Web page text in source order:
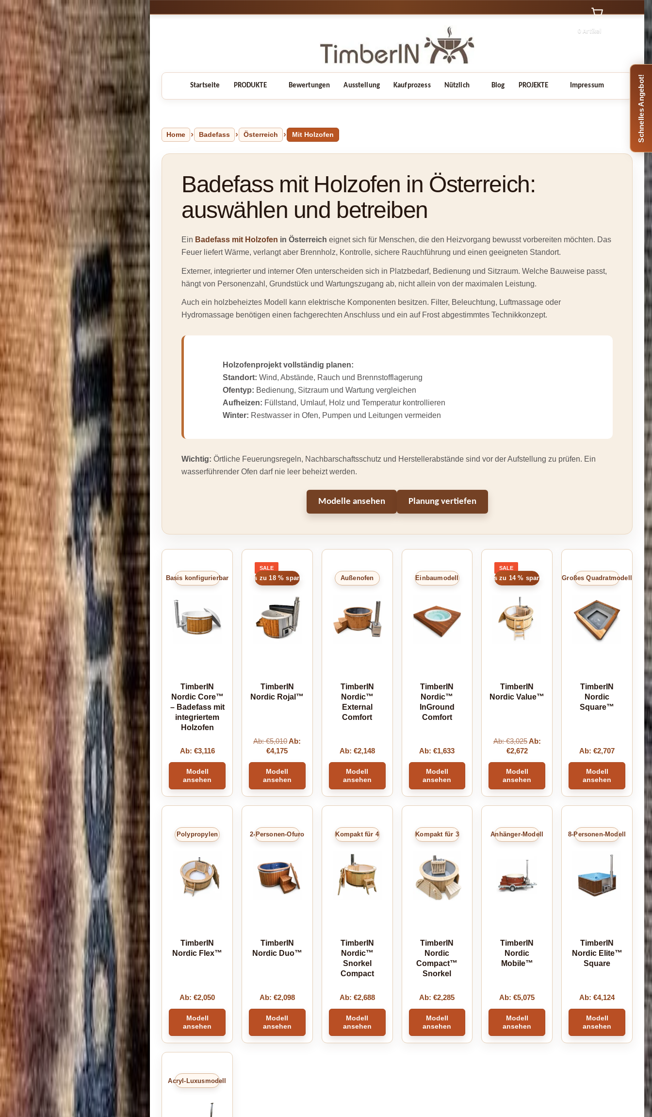
0 Artikel
Startseite PRODUKTE Bewertungen Ausstellung Kaufprozess Nützlich Blog PROJEKTE Impressum
Home Badefass Österreich Mit Holzofen
Badefass mit Holzofen in Österreich:
auswählen und betreiben
Ein Badefass mit Holzofen in Österreich eignet sich für Menschen, die den Heizvorgang bewusst vorbereiten möchten. Das
Feuer liefert Wärme, verlangt aber Brennholz, Kontrolle, sichere Rauchführung und einen geeigneten Standort.
Externer, integrierter und interner Ofen unterscheiden sich in Platzbedarf, Bedienung und Sitzraum. Welche Bauweise passt,
hängt von Personenzahl, Grundstück und Wartungszugang ab, nicht allein von der maximalen Leistung.
Auch ein holzbeheiztes Modell kann elektrische Komponenten besitzen. Filter, Beleuchtung, Luftmassage oder
Hydromassage benötigen einen fachgerechten Anschluss und ein auf Frost abgestimmtes Technikkonzept.
Holzofenprojekt vollständig planen:
Standort: Wind, Abstände, Rauch und Brennstofflagerung
Ofentyp: Bedienung, Sitzraum und Wartung vergleichen
Aufheizen: Füllstand, Umlauf, Holz und Temperatur kontrollieren
Winter: Restwasser in Ofen, Pumpen und Leitungen vermeiden
Wichtig: Örtliche Feuerungsregeln, Nachbarschaftsschutz und Herstellerabstände sind vor der Aufstellung zu prüfen. Ein
wasserführender Ofen darf nie leer beheizt werden.
Modelle ansehen Planung vertiefen
Basis konfigurierbar
TimberIN
Nordic Core™
– Badefass mit
integriertem
Holzofen
Ab: €3,116
Modell
ansehen
SALEPRODUCT
ON
Bis zu 18 % sparen
TimberIN
Nordic Rojal™
Ab:€5,010Ab:
€4,175
Modell
ansehen
Außenofen
TimberIN
Nordic™
External
Comfort
Ab: €2,148
Modell
ansehen
Einbaumodell
TimberIN
Nordic™
InGround
Comfort
Ab:€1,633
Modell
ansehen
SALEPRODUCT
ON
Bis zu 14 % sparen
TimberIN
Nordic Value™
Ab:€3,025Ab:
€2,672
Modell
ansehen
Großes Quadratmodell
TimberIN
Nordic
Square™
Ab:€2,707
Modell
ansehen
Polypropylen
TimberIN
Nordic Flex™
Ab:€2,050
Modell
ansehen
2-Personen-Ofuro
TimberIN
Nordic Duo™
Ab: €2,098
Modell
ansehen
Kompakt für 4
TimberIN
Nordic™
Snorkel
Compact
Ab: €2,688
Modell
ansehen
Kompakt für 3
TimberIN
Nordic
Compact™
Snorkel
Ab:€2,285
Modell
ansehen
Anhänger-Modell
TimberIN
Nordic
Mobile™
Ab:€5,075
Modell
ansehen
8-Personen-Modell
TimberIN
Nordic Elite™
Square
Ab:€4,124
Modell
ansehen
Acryl-Luxusmodell
Schnelles Angebot!